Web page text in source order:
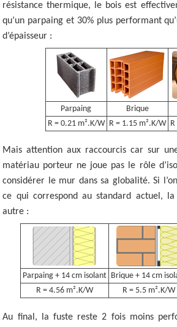
résistance thermique, le bois est
qu’un parpaing et 30% plus performant
d’épaisseur :
Parpaing Brique
R = 0.21 m².K/W R = 1.15 m².K/W
Mais attention aux raccourcis car sur
matériau porteur ne joue pas le rôle
considérer le mur dans sa globalité. Si
ce qui correspond au standard actuel,
autre :
Parpaing + 14 cm isolant Brique + 14 cm
R = 4.56 m².K/W
R = 5.5 m².K/W
Au final, la fuste reste 2 fois moins